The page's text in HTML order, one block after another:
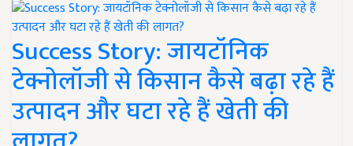
Success Story: जायटॉनिक
टेक्नोलॉजी से किसान कैसे बढ़ा रहे हैं
उत्पादन और घटा रहे हैं खेती की